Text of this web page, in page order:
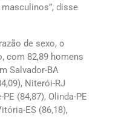
disse
de sexo, o
com 82,89 homens
Salvador-BA
Niterói-RJ
(84,87), Olinda-PE
ES (86,18),